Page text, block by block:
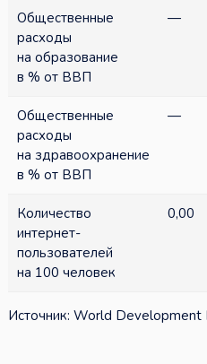
Общественные
расходы
на образование
в % от ВВП
—
Общественные
расходы
на здравоохранение
в % от ВВП
—
Количество
интернет-
пользователей
на 100 человек
0,00
Источник: World Development